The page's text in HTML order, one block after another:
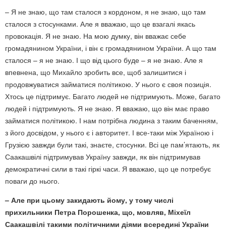
– Я не знаю, що там сталося з кордоном, я не знаю, що там
сталося з стосунками. Але я вважаю, що це взагалі якась
провокація. Я не знаю. На мою думку, він вважає себе
громадянином України, і він є громадянином України. А що там
сталося – я не знаю. І що від цього буде – я не знаю. Але я
впевнена, що Михайло зробить все, щоб залишитися і
продовжуватися займатися політикою. У нього є своя позиція.
Хтось це підтримує. Багато людей не підтримують. Може, багато
людей і підтримують. Я не знаю. Я вважаю, що він має право
займатися політикою. І нам потрібна людина з таким баченням,
з його досвідом, у нього є і авторитет. І все-таки між Україною і
Грузією завжди були такі, знаєте, стосунки. Всі це пам’ятають, як
Саакашвілі підтримував Україну завжди, як він підтримував
демократичні сили в такі гіркі часи. Я вважаю, що це потребує
поваги до нього.
– Але при цьому закидають йому, у тому числі
прихильники Петра Порошенка, що, мовляв, Міхеїл
Саакашвілі такими політичними діями всередині України